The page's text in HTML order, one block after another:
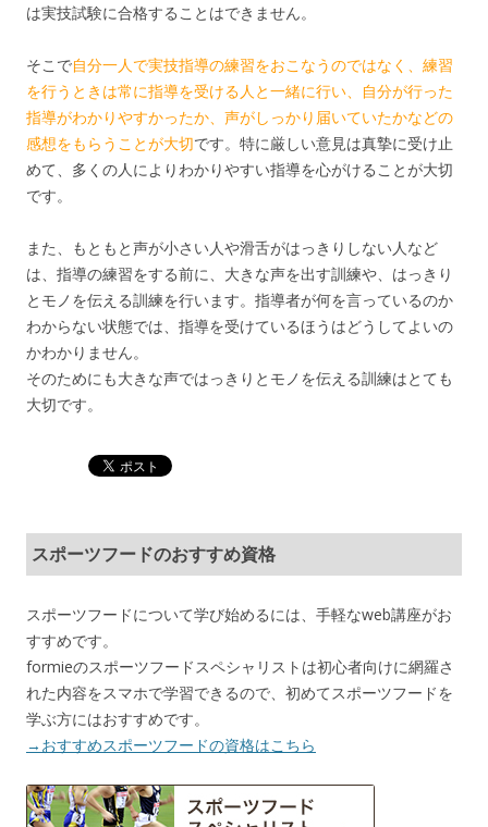
は実技試験に合格することはできません。
そこで自分一人で実技指導の練習をおこなうのではなく、練習
を行うときは常に指導を受ける人と一緒に行い、自分が行った
指導がわかりやすかったか、声がしっかり届いていたかなどの
感想をもらうことが大切です。特に厳しい意見は真摯に受け止
めて、多くの人によりわかりやすい指導を心がけることが大切
です。
また、もともと声が小さい人や滑舌がはっきりしない人など
は、指導の練習をする前に、大きな声を出す訓練や、はっきり
とモノを伝える訓練を行います。指導者が何を言っているのか
わからない状態では、指導を受けているほうはどうしてよいの
かわかりません。
そのためにも大きな声ではっきりとモノを伝える訓練はとても
大切です。
スポーツフードのおすすめ資格
スポーツフードについて学び始めるには、手軽なweb講座がお
すすめです。
formieのスポーツフードスペシャリストは初心者向けに網羅さ
れた内容をスマホで学習できるので、初めてスポーツフードを
学ぶ方にはおすすめです。
→おすすめスポーツフードの資格はこちら